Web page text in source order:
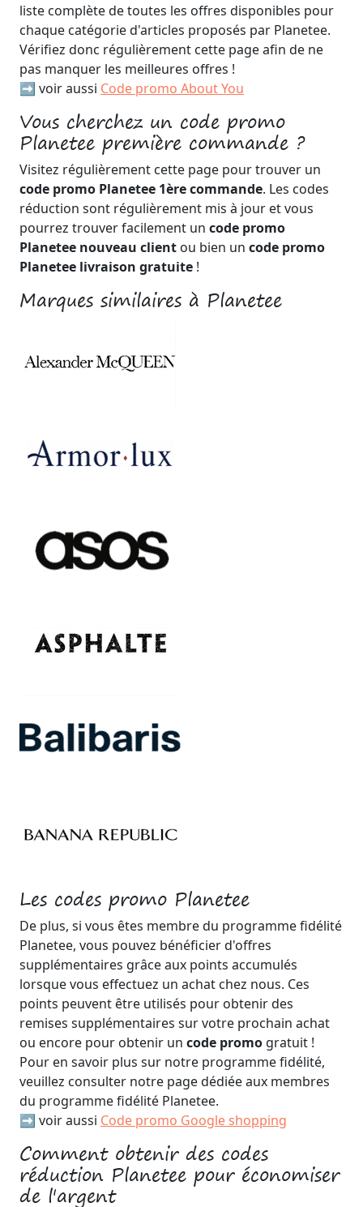
liste complète de toutes les offres disponibles pour
chaque catégorie d'articles proposés par Planetee.
Vérifiez donc régulièrement cette page afin de ne
pas manquer les meilleures offres !
➡️ voir aussi Code promo About You
Vous cherchez un code promo
Planetee première commande ?
Visitez régulièrement cette page pour trouver un
code promo Planetee 1ère commande. Les codes
réduction sont régulièrement mis à jour et vous
pourrez trouver facilement un code promo
Planetee nouveau client ou bien un code promo
Planetee livraison gratuite !
Marques similaires à Planetee
Les codes promo Planetee
De plus, si vous êtes membre du programme fidélité
Planetee, vous pouvez bénéficier d'offres
supplémentaires grâce aux points accumulés
lorsque vous effectuez un achat chez nous. Ces
points peuvent être utilisés pour obtenir des
remises supplémentaires sur votre prochain achat
ou encore pour obtenir un code promo gratuit !
Pour en savoir plus sur notre programme fidélité,
veuillez consulter notre page dédiée aux membres
du programme fidélité Planetee.
➡️ voir aussi Code promo Google shopping
Comment obtenir des codes
réduction Planetee pour économiser
de l'argent